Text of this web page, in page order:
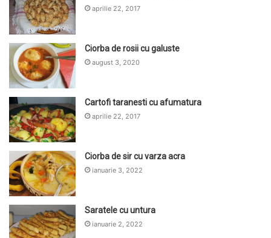
aprilie 22, 2017
Ciorba de rosii cu galuste
august 3, 2020
Cartofi taranesti cu afumatura
aprilie 22, 2017
Ciorba de sir cu varza acra
ianuarie 3, 2022
Saratele cu untura
ianuarie 2, 2022